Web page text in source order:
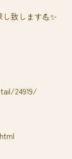
致します💪✨
24919/